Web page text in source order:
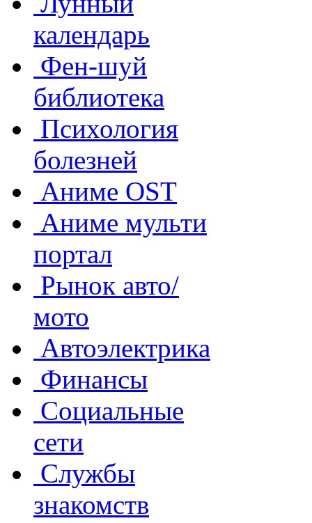
календарь
Фен-шуй
библиотека
Психология
болезней
Аниме OST
Аниме мульти
портал
Рынок авто/
мото
Автоэлектрика
Финансы
Социальные
сети
Службы
знакомств